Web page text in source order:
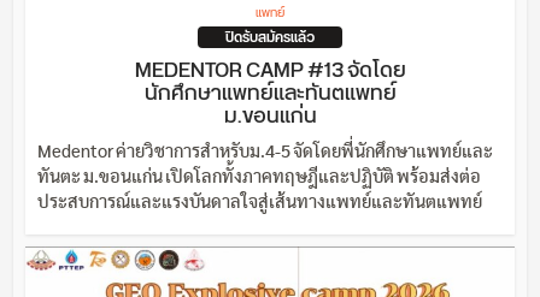
แพทย์
ปิดรับสมัครแล้ว
MEDENTOR CAMP #13 จัดโดย
นักศึกษาแพทย์และทันตแพทย์
ม.ขอนแก่น
Medentor ค่ายวิชาการสำหรับม.4-5 จัดโดยพี่นักศึกษาแพทย์และ
ทันตะ ม.ขอนแก่น เปิดโลกทั้งภาคทฤษฎีและปฏิบัติ พร้อมส่งต่อ
ประสบการณ์และแรงบันดาลใจสู่เส้นทางแพทย์และทันตแพทย์